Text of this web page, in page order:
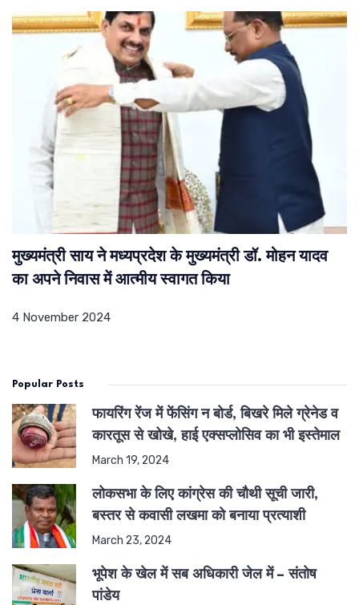
मुख्यमंत्री साय ने मध्यप्रदेश के मुख्यमंत्री डॉ. मोहन यादव
का अपने निवास में आत्मीय स्वागत किया
4 November 2024
Popular Posts
फायरिंग रेंज में फेंसिंग न बोर्ड, बिखरे मिले ग्रेनेड व
कारतूस से खोखे, हाई एक्सप्लोसिव का भी इस्तेमाल
March 19, 2024
लोकसभा के लिए कांग्रेस की चौथी सूची जारी,
बस्तर से कवासी लखमा को बनाया प्रत्याशी
March 23, 2024
भूपेश के खेल में सब अधिकारी जेल में – संतोष
पांडेय